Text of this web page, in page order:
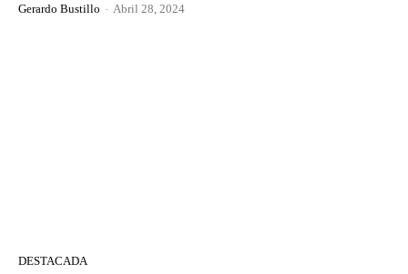
Gerardo Bustillo - Abril 28, 2024
DESTACADA